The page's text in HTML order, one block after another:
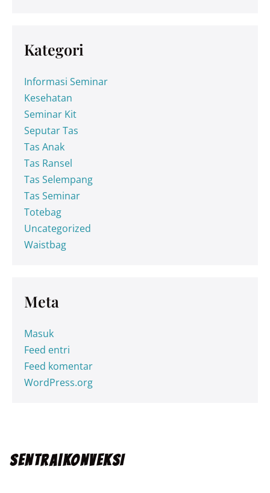
Kategori
Informasi Seminar
Kesehatan
Seminar Kit
Seputar Tas
Tas Anak
Tas Ransel
Tas Selempang
Tas Seminar
Totebag
Uncategorized
Waistbag
Meta
Masuk
Feed entri
Feed komentar
WordPress.org
SENTRA|KONVEKSI